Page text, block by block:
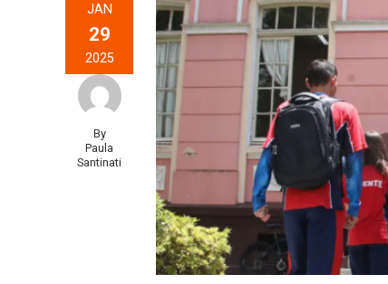
JAN
29
2025
By
Paula
Santinati